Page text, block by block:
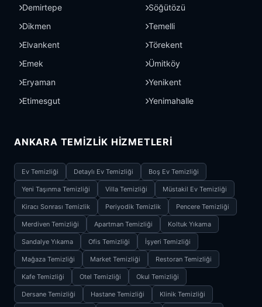
Demirtepe
Dikmen
Elvankent
Emek
Eryaman
Etimesgut
Söğütözü
Temelli
Törekent
Ümitköy
Yenikent
Yenimahalle
ANKARA TEMIZLIK HIZMETLERI
Ev Temizliği Detaylı Ev Temizliği Boş Ev Temizliği
Yeni Taşınma Temizliği Villa Temizliği Müstakil Ev Temizliği
Kiracı Sonrası Temizlik Periyodik Temizlik Pencere Temizliği
Merdiven Temizliği Apartman Temizliği Koltuk Yıkama
Sandalye Yıkama Ofis Temizliği İşyeri Temizliği
Mağaza Temizliği Market Temizliği Restoran Temizliği
Kafe Temizliği Otel Temizliği Okul Temizliği
Dersane Temizliği Hastane Temizliği Klinik Temizliği